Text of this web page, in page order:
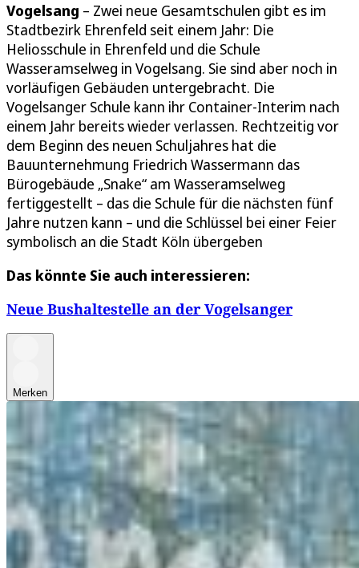
Vogelsang – Zwei neue Gesamtschulen gibt es im
Stadtbezirk Ehrenfeld seit einem Jahr: Die
Heliosschule in Ehrenfeld und die Schule
Wasseramselweg in Vogelsang. Sie sind aber noch in
vorläufigen Gebäuden untergebracht. Die
Vogelsanger Schule kann ihr Container-Interim nach
einem Jahr bereits wieder verlassen. Rechtzeitig vor
dem Beginn des neuen Schuljahres hat die
Bauunternehmung Friedrich Wassermann das
Bürogebäude „Snake“ am Wasseramselweg
fertiggestellt – das die Schule für die nächsten fünf
Jahre nutzen kann – und die Schlüssel bei einer Feier
symbolisch an die Stadt Köln übergeben
Das könnte Sie auch interessieren:
Neue Bushaltestelle an der Vogelsanger
Merken